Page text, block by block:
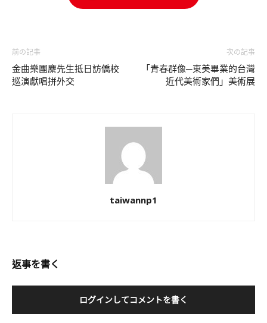
前の記事
金曲樂團麋先生抵日訪僑校
巡演獻唱拼外交
次の記事
「青春群像─東美畢業的台灣
近代美術家們」美術展
taiwannp1
返事を書く
ログインしてコメントを書く